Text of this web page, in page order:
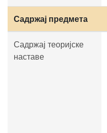
Садржај предмета
Садржај теоријске
наставе